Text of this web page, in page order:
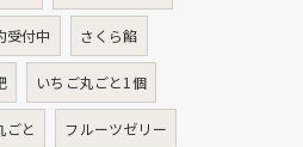
受付中 さくら餡
いちご丸ごと1個
ごと フルーツゼリー